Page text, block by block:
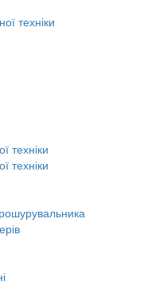
техніки
техніки
техніки